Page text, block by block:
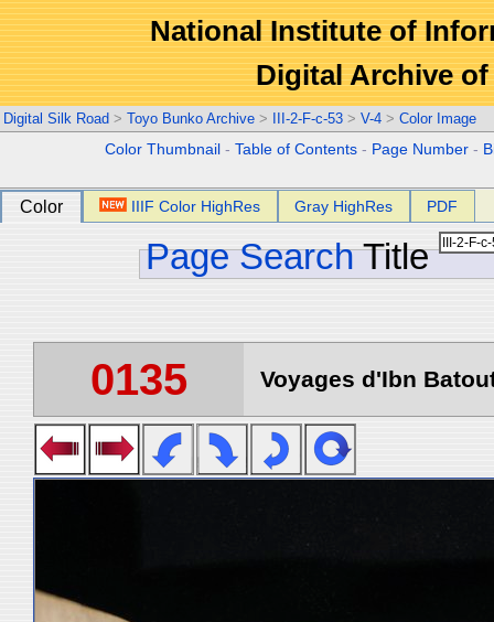
National Institute of
Digital Archive
Digital Silk Road > Toyo Bunko Archive > III-2-F-c-53 > V-4 > Color Image
Color Thumbnail -Table of Contents - Page Number -
Color IIIF Color HighRes Gray HighRes PDF
Page Search Title
0135 Voyages d'Ibn